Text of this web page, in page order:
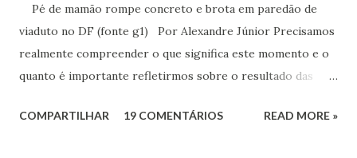
Pé de mamão rompe concreto e brota em paredão de
viaduto no DF (fonte g1) Por Alexandre Júnior Precisamos
realmente compreender o que significa este momento e o
quanto é importante refletirmos sobre o resultado das
esperançar! A História do Brasil é feita de invasão,
COMPARTILHAR 19 COMENTÁRIOS READ MORE »